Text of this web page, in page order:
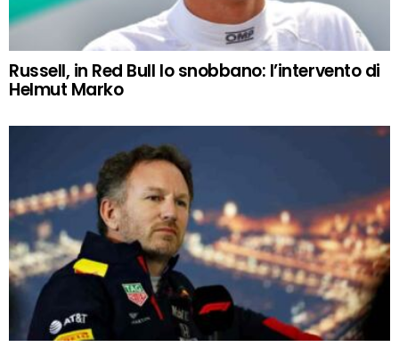
Russell, in Red Bull lo snobbano: l’intervento di
Helmut Marko